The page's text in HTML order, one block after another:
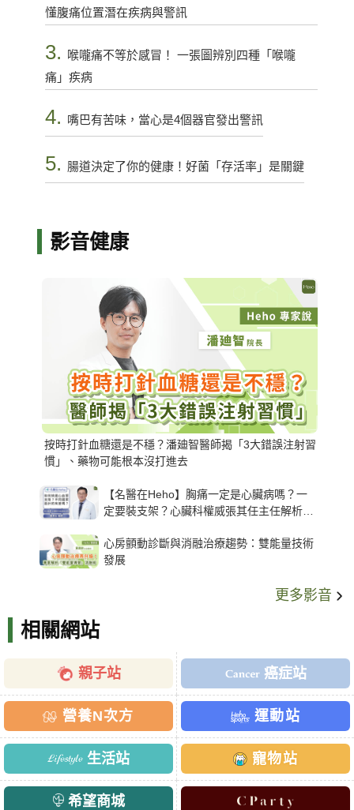
懂腹痛位置潛在疾病與警訊
3.
喉嚨痛不等於感冒！ 一張圖辨別四種「喉嚨
痛」疾病
4. 嘴巴有苦味，當心是4個器官發出警訊
5. 腸道決定了你的健康！好菌「存活率」是關鍵
影音健康
按時打針血糖還是不穩？潘廸智醫師揭「3大錯誤注射習
慣」、藥物可能根本沒打進去
【名醫在Heho】胸痛一定是心臟病嗎？一
定要裝支架？心臟科權威張其任主任解析支
心房顫動診斷與消融治療趨勢：雙能量技術
發展
更多影音
相關網站
親子站 癌症站
營養N次方 運動站
生活站 寵物站
希望商城